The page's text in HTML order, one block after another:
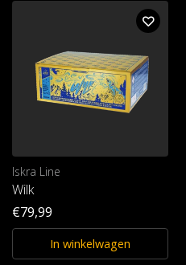
Iskra Line
Wilk
€79,99
In winkelwagen